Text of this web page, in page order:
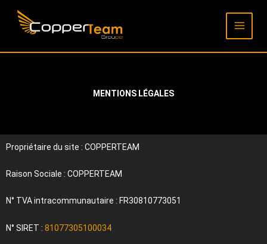
contenu
MENTIONS LÉGALES
Propriétaire du site : COPPERTEAM
Raison Sociale : COPPERTEAM
N° TVA intracommunautaire : FR30810773051
N° SIRET : 81077305100034